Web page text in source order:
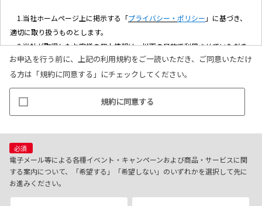
1.当社ホームページ上に掲示する「プライバシー・ ポリシー 」に基づき、
適切に取り扱うものとします。
2.当社が取得したお客様の個人情報は、以下の目的で利用させていただき
ます。
(1)お客様リクエストに対応するにあたって問題が発生した場合の確認・
連絡
(2)お客様から照会があった場合のリクエスト情報の確認
(3)お客様に不利益を与えないために行う、お客様に対する迅速なご連絡
(4)当社で取り扱っている商品・サービスなどに関する営業上のご案内
(5)商品の企画・開発あるいはお客様満足向上策などの検討のためのお客
様アンケート調査の実施
【3．推奨環境について】
お申込を行う前に、上記の利用規約をご一読いただき、ご同意いただけ
る方は「規約に同意する」にチェックしてください。
規約に同意する
必須
電子メール等による各種イベント・キャンペーンおよび商品・サービスに関
する案内について、「希望する」「希望しない」のいずれかを選択して先に
お進みください。